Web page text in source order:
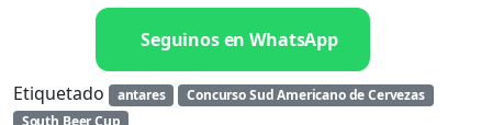
Seguinos en WhatsApp
Etiquetado antares
Concurso Sud Americano de Cervezas